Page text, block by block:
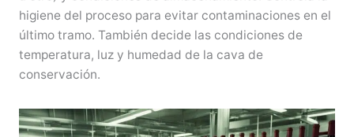
higiene del proceso para evitar contaminaciones en el
último tramo. También decide las condiciones de
temperatura, luz y humedad de la cava de
conservación.